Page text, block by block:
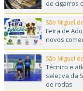
de cigarros
São Miguel
Feira de
novos
São Miguel
Técnico e
seletiva da
de rodas